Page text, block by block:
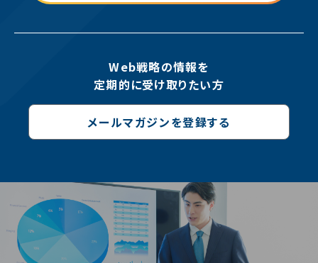
Web戦略の情報を
定期的に受け取りたい方
メールマガジンを登録する